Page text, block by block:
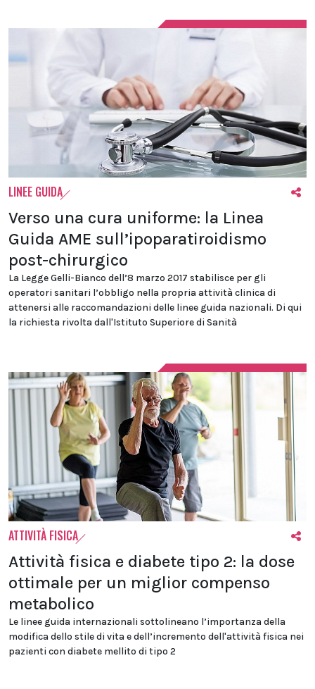
LINEE GUIDA
Verso una cura uniforme: la Linea
Guida AME sull’ipoparatiroidismo
post-chirurgico
La Legge Gelli-Bianco dell’8 marzo 2017 stabilisce per gli
operatori sanitari l’obbligo nella propria attività clinica di
attenersi alle raccomandazioni delle linee guida nazionali. Di qui
la richiesta rivolta dall'Istituto Superiore di Sanità
ATTIVITÀ FISICA
Attività fisica e diabete tipo 2: la dose
ottimale per un miglior compenso
metabolico
Le linee guida internazionali sottolineano l’importanza della
modifica dello stile di vita e dell’incremento dell'attività fisica nei
pazienti con diabete mellito di tipo 2